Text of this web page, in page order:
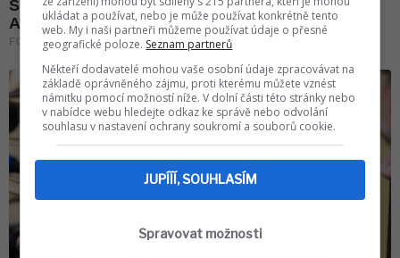
ukládat a používat, nebo je může používat konkrétně tento
web. My i naši partneři můžeme používat údaje o přesné
geografické poloze. Seznam partnerů
Někteří dodavatelé mohou vaše osobní údaje zpracovávat na
základě oprávněného zájmu, proti kterému můžete vznést
námitku pomocí možností níže. V dolní části této stránky nebo
v nabídce webu hledejte odkaz ke správě nebo odvolání
souhlasu v nastavení ochrany soukromí a souborů cookie.
JUPÍÍÍ, SOUHLASÍM
Spravovat možnosti